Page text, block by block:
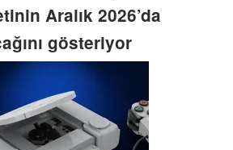
Aralık 2026’da
gösteriyor